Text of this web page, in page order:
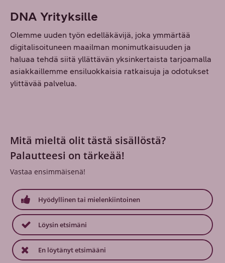
DNA Yrityksille
Olemme uuden työn edelläkävijä, joka ymmärtää
digitalisoituneen maailman monimutkaisuuden ja
haluaa tehdä siitä yllättävän yksinkertaista tarjoamalla
asiakkaillemme ensiluokkaisia ratkaisuja ja odotukset
ylittävää palvelua.
Mitä mieltä olit tästä sisällöstä?
Palautteesi on tärkeää!
Vastaa ensimmäisenä!
Hyödyllinen tai mielenkiintoinen
Löysin etsimäni
En löytänyt etsimääni